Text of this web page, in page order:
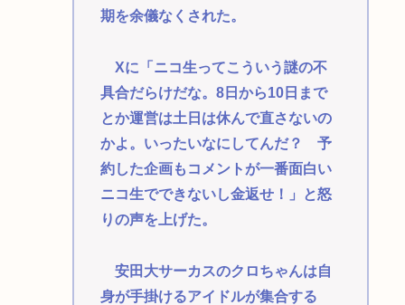
期を余儀なくされた。
Xに「ニコ生ってこういう謎の不
具合だらけだな。8日から10日まで
とか運営は土日は休んで直さないの
かよ。いったいなにしてんだ？ 予
約した企画もコメントが一番面白い
ニコ生でできないし金返せ！」と怒
りの声を上げた。
安田大サーカスのクロちゃんは自
身が手掛けるアイドルが集合する